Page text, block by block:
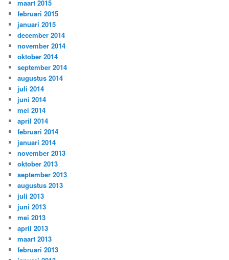
maart 2015
februari 2015
januari 2015
december 2014
november 2014
oktober 2014
september 2014
augustus 2014
juli 2014
juni 2014
mei 2014
april 2014
februari 2014
januari 2014
november 2013
oktober 2013
september 2013
augustus 2013
juli 2013
juni 2013
mei 2013
april 2013
maart 2013
februari 2013